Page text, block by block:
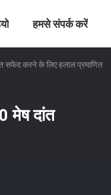
हमसे संपर्क करें
सफेद करने के लिए हलाल प्रमाणित
मेष दांत